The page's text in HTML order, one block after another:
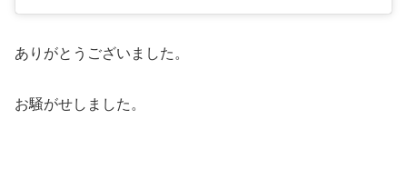
ありがとうございました。
お騒がせしました。